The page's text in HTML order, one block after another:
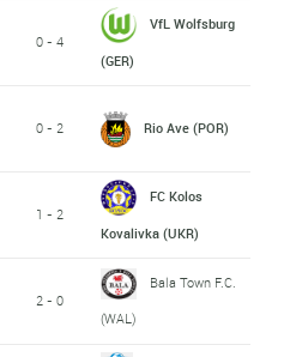
0 - 4
VfL Wolfsburg
(GER)
0 - 2 Rio Ave (POR)
1 - 2
FC Kolos
Kovalivka (UKR)
2 - 0
Bala Town F.C.
(WAL)